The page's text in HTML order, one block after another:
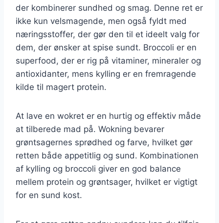
der kombinerer sundhed og smag. Denne ret er
ikke kun velsmagende, men også fyldt med
næringsstoffer, der gør den til et ideelt valg for
dem, der ønsker at spise sundt. Broccoli er en
superfood, der er rig på vitaminer, mineraler og
antioxidanter, mens kylling er en fremragende
kilde til magert protein.
At lave en wokret er en hurtig og effektiv måde
at tilberede mad på. Wokning bevarer
grøntsagernes sprødhed og farve, hvilket gør
retten både appetitlig og sund. Kombinationen
af kylling og broccoli giver en god balance
mellem protein og grøntsager, hvilket er vigtigt
for en sund kost.